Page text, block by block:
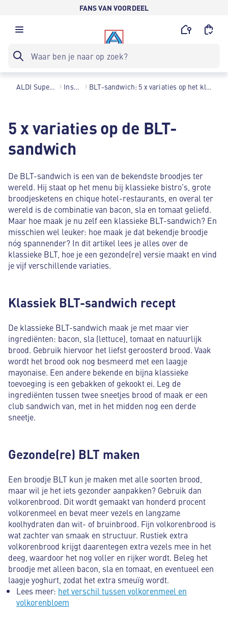
FANS VAN VOORDEEL
ALDI Supermarkten Inspiratie BLT-sandwich: 5 x variaties op het klassieke BLT broodje
5 x variaties op de BLT-
sandwich
De BLT-sandwich is een van de bekendste broodjes ter
wereld. Hij staat op het menu bij klassieke bistro’s, grote
broodjesketens en chique hotel-restaurants, en overal ter
wereld is de combinatie van bacon, sla en tomaat geliefd.
Maar hoe maak je nu zelf een klassieke BLT-sandwich? En
misschien wel leuker: hoe maak je dat bekendje broodje
nóg spannender? In dit artikel lees je alles over de
klassieke BLT, hoe je een gezonde(re) versie maakt en vind
je vijf verschillende variaties.
Klassiek BLT-sandwich recept
De klassieke BLT-sandwich maak je met maar vier
ingrediënten: bacon, sla (lettuce), tomaat en natuurlijk
brood. Gebruik hiervoor het liefst geroosterd brood. Vaak
wordt het brood ook nog besmeerd met een laagje
mayonaise. Een andere bekende en bijna klassieke
toevoeging is een gebakken of gekookt ei. Leg de
ingrediënten tussen twee sneetjes brood of maak er een
club sandwich van, met in het midden nog een derde
sneetje.
Gezonde(re) BLT maken
Een broodje BLT kun je maken met alle soorten brood,
maar wil je het iets gezonder aanpakken? Gebruik dan
volkorenbrood. Dit wordt gemaakt van honderd procent
volkorenmeel en bevat meer vezels en langzame
koolhydraten dan wit- of bruinbrood. Fijn volkorenbrood is
wat zachter van smaak en structuur. Rustiek extra
volkorenbrood krijgt daarentegen extra vezels mee in het
deeg, waardoor het nog voller en rijker wordt. Beleg het
broodje met alleen bacon, sla en tomaat, en eventueel een
laagje yoghurt, zodat het extra smeuïg wordt.
Lees meer: het verschil tussen volkorenmeel en
volkorenbloem